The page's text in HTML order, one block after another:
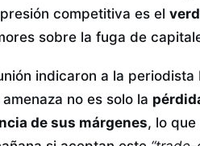
competitiva es el
sobre la fuga de
indicaron a la
no es solo la
de sus márgenes, lo